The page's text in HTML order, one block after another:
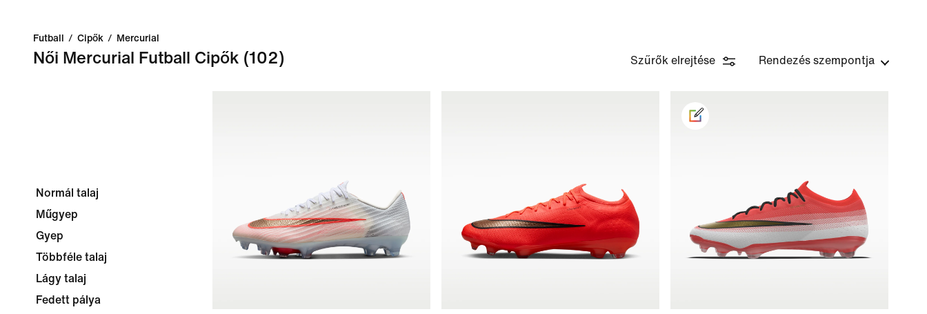
Futball / Cipők / Mercurial
Női Mercurial Futball Cipők (102) Szűrők elrejtése Rendezés szempontja
Normál talaj
Műgyep
Gyep
Többféle talaj
Lágy talaj
Fedett pálya